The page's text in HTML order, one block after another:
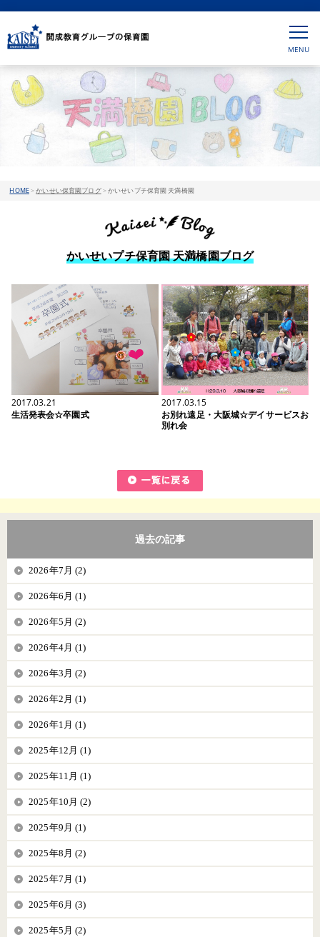
HOME>かいせい保育園ブログ>かいせいプチ保育園 天満橋園
かいせいプチ保育園 天満橋園ブログ
2017.03.21
生活発表会☆卒園式
2017.03.15
お別れ遠足・大阪城☆デイサービスお
別れ会
過去の記事
2026年7月 (2)
2026年6月 (1)
2026年5月 (2)
2026年4月 (1)
2026年3月 (2)
2026年2月 (1)
2026年1月 (1)
2025年12月 (1)
2025年11月 (1)
2025年10月 (2)
2025年9月 (1)
2025年8月 (2)
2025年7月 (1)
2025年6月 (3)
2025年5月 (2)